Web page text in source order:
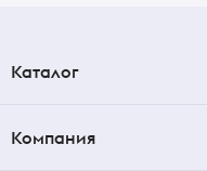
Каталог
Компания